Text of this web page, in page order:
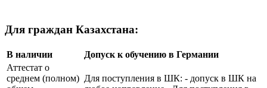
Для граждан Казахстана:
В наличии
Допуск к обучению в Германии
Аттестат о
среднем (полном) Для поступления в ШК: - допуск в ШК на